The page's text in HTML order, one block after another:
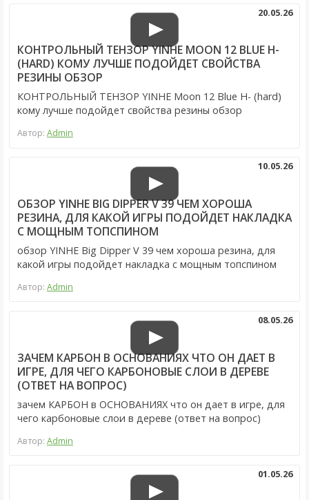
КОНТРОЛЬНЫЙ ТЕНЗОР YINHE MOON 12 BLUE H-
(HARD) КОМУ ЛУЧШЕ ПОДОЙДЕТ СВОЙСТВА
РЕЗИНЫ ОБЗОР
20.05.26
КОНТРОЛЬНЫЙ ТЕНЗОР YINHE Moon 12 Blue H- (hard)
кому лучше подойдет свойства резины обзор
Автор: Admin
ОБЗОР YINHE BIG DIPPER V 39 ЧЕМ ХОРОША
РЕЗИНА, ДЛЯ КАКОЙ ИГРЫ ПОДОЙДЕТ НАКЛАДКА
С МОЩНЫМ ТОПСПИНОМ
10.05.26
обзор YINHE Big Dipper V 39 чем хороша резина, для
какой игры подойдет накладка с мощным топспином
Автор: Admin
ЗАЧЕМ КАРБОН В ОСНОВАНИЯХ ЧТО ОН ДАЕТ В
ИГРЕ, ДЛЯ ЧЕГО КАРБОНОВЫЕ СЛОИ В ДЕРЕВЕ
(ОТВЕТ НА ВОПРОС)
08.05.26
зачем КАРБОН в ОСНОВАНИЯХ что он дает в игре, для
чего карбоновые слои в дереве (ответ на вопрос)
Автор: Admin
01.05.26